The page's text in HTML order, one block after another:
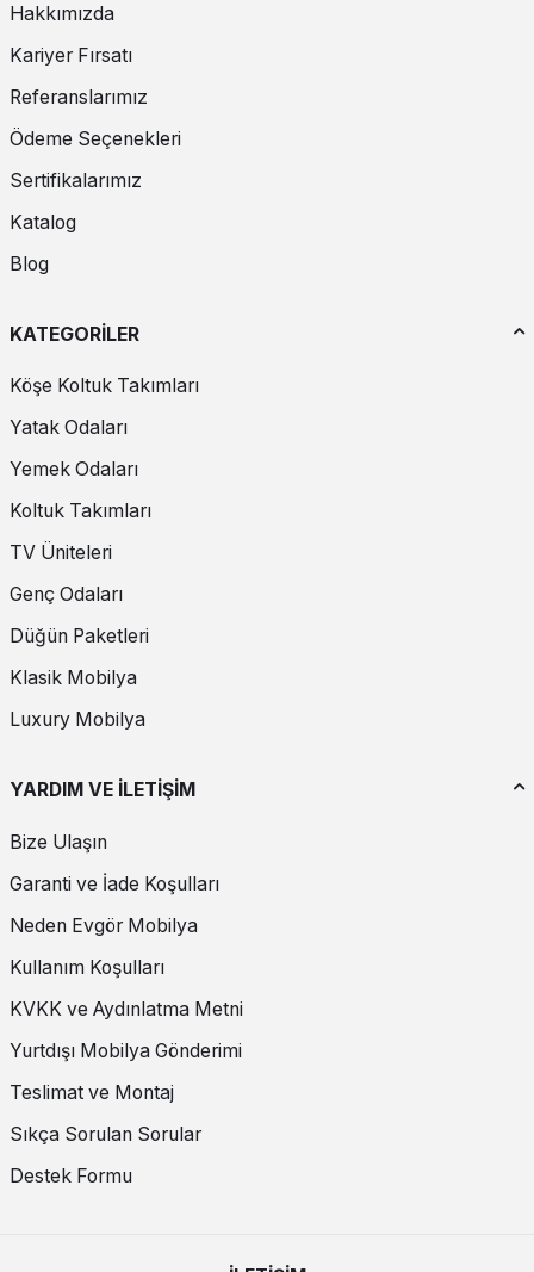
Hakkımızda
Kariyer Fırsatı
Referanslarımız
Ödeme Seçenekleri
Sertifikalarımız
Katalog
Blog
KATEGORİLER
Köşe Koltuk Takımları
Yatak Odaları
Yemek Odaları
Koltuk Takımları
TV Üniteleri
Genç Odaları
Düğün Paketleri
Klasik Mobilya
Luxury Mobilya
YARDIM VE İLETİŞİM
Bize Ulaşın
Garanti ve İade Koşulları
Neden Evgör Mobilya
Kullanım Koşulları
KVKK ve Aydınlatma Metni
Yurtdışı Mobilya Gönderimi
Teslimat ve Montaj
Sıkça Sorulan Sorular
Destek Formu